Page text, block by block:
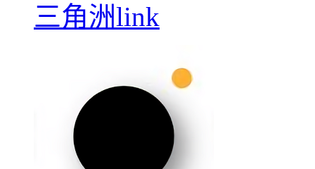
三角洲link